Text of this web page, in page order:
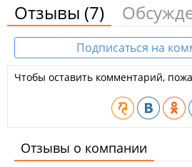
Отзывы (7)
Подписаться на
Чтобы оставить комментарий,
Отзывы о компании